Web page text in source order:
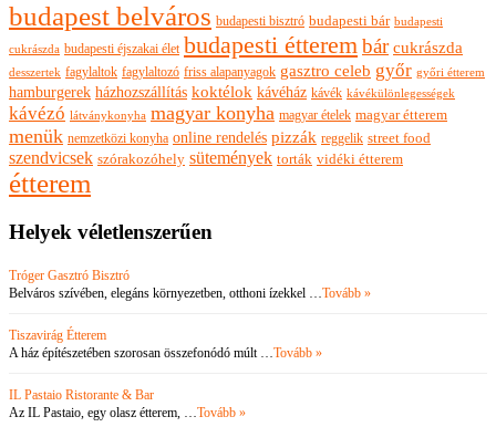
budapest belváros budapesti bisztró budapesti bár budapesti
cukrászda budapesti éjszakai élet budapesti étterembár cukrászda
desszertek fagylaltok fagylaltozó friss alapanyagok gasztro celeb győr győri étterem
hamburgerek házhozszállítás koktélok kávéház kávék kávékülönlegességek
kávézó látványkonyha magyar konyha magyar ételek magyar étterem
menük nemzetközi konyha online rendelés pizzák reggelik street food
szendvicsek szórakozóhely sütemények torták vidéki étterem
étterem
Helyek véletlenszerűen
Tróger Gasztró Bisztró
Belváros szívében, elegáns környezetben, otthoni ízekkel … Tovább »
Tiszavirág Étterem
A ház építészetében szorosan összefonódó múlt … Tovább »
IL Pastaio Ristorante & Bar
Az IL Pastaio, egy olasz étterem, … Tovább »